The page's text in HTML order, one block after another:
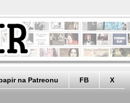
na Patreonu FB X